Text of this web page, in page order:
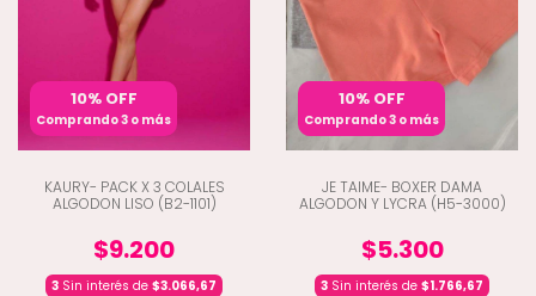
10% OFF
Comprando 3 o más
KAURY- PACK X 3 COLALES
ALGODON LISO (B2-1101)
$9.200
3 Sin interés de $3.066,67
10% OFF
Comprando 3 o más
JE TAIME- BOXER DAMA
ALGODON Y LYCRA (H5-3000)
$5.300
3 Sin interés de $1.766,67